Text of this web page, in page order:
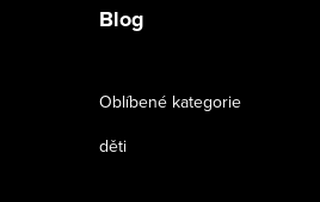
Blog
Oblíbené kategorie
děti